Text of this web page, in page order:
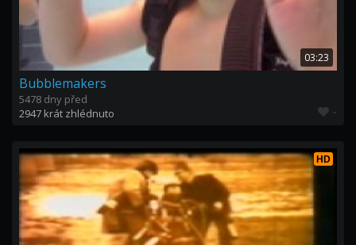
03:23
Bubblemakers
5478 dny před
2947 krát zhlédnuto
-
HD